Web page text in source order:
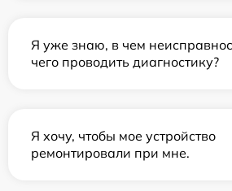
Я уже знаю, в чем
чего проводить диагностику?
Я хочу, чтобы мое устройство
ремонтировали при мне.